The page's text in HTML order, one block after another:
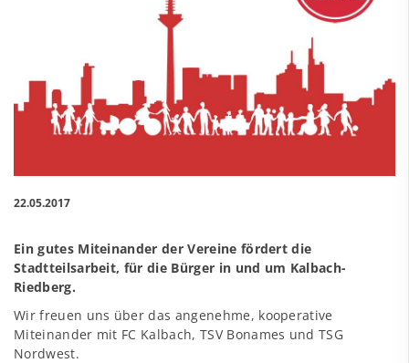
22.05.2017
Ein gutes Miteinander der Vereine fördert die
Stadtteilsarbeit, für die Bürger in und um Kalbach-
Riedberg.
Wir freuen uns über das angenehme, kooperative
Miteinander mit FC Kalbach, TSV Bonames und TSG
Nordwest.